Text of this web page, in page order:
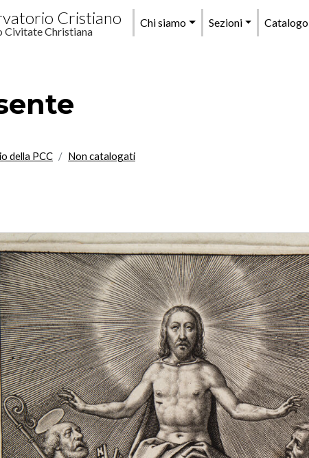
Cristiano
Civitate Christiana
Menu
principale
Chi siamo Sezioni Catalogo
della PCC Non catalogati